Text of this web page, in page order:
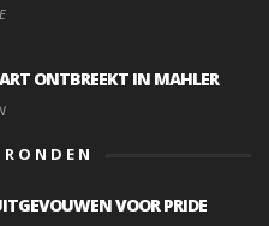
ONTBREEKT IN MAHLER
VOOR PRIDE